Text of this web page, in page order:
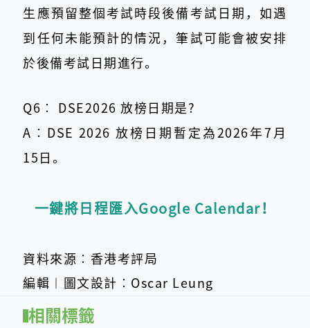
生應預留整個考試時段後備考試日期，如遇
到任何未能預計的情況，筆試可能會被安排
於後備考試日期進行。
Q6︰ DSE2026 放榜日期是?
A︰DSE 2026 放榜日期暫定為2026年7月
15日。
一鍵將日程匯入Google Calendar！
資料來源︰香港考評局
編輯︱圖文設計︰Oscar Leung
相關標籤